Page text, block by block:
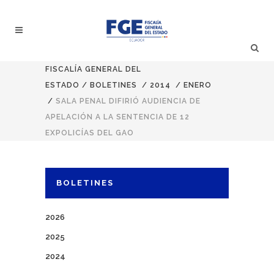
FISCALÍA GENERAL DEL
ESTADO / BOLETINES / 2014 / ENERO
/ SALA PENAL DIFIRIÓ AUDIENCIA DE
APELACIÓN A LA SENTENCIA DE 12
EXPOLICÍAS DEL GAO
BOLETINES
2026
2025
2024